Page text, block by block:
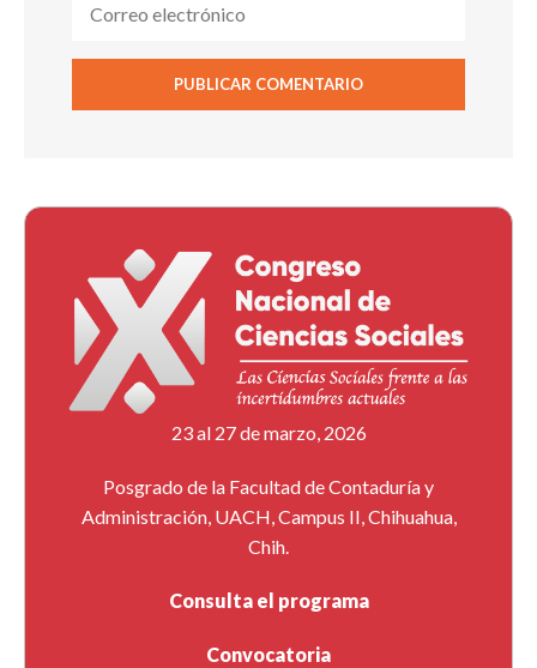
23 al 27 de marzo, 2026
Posgrado de la Facultad de Contaduría y
Administración, UACH, Campus II, Chihuahua,
Chih.
Consulta el programa
Convocatoria